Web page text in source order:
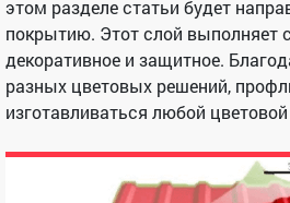
этом разделе статьи будет
покрытию. Этот слой выполняет
декоративное и защитное.
разных цветовых решений,
изготавливаться любой